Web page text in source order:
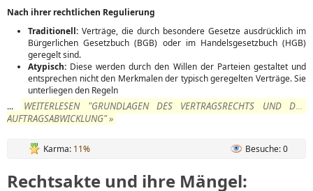
Nach ihrer rechtlichen Regulierung
Traditionell: Verträge, die durch besondere Gesetze ausdrücklich im
Bürgerlichen Gesetzbuch (BGB) oder im Handelsgesetzbuch (HGB)
geregelt sind.
Atypisch: Diese werden durch den Willen der Parteien gestaltet und
entsprechen nicht den Merkmalen der typisch geregelten Verträge. Sie
unterliegen den Regeln
...
WEITERLESEN "GRUNDLAGEN DES VERTRAGSRECHTS UND DER
AUFTRAGSABWICKLUNG" »
Karma: 11% Besuche: 0
Rechtsakte und ihre Mängel: